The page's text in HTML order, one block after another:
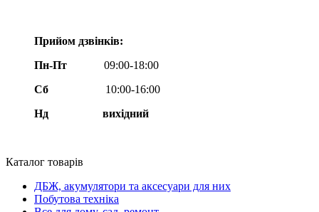
Прийом дзвінків:
Пн-Пт
09:00-18:00
Сб
10:00-16:00
Нд вихідний
Каталог товарів
ДБЖ, акумулятори та аксесуари для них
Побутова техніка